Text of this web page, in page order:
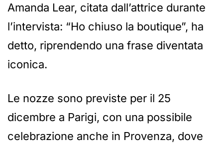
Amanda Lear, citata dall’attrice durante
l’intervista: “Ho chiuso la boutique”, ha
detto, riprendendo una frase diventata
iconica.
Le nozze sono previste per il 25
dicembre a Parigi, con una possibile
celebrazione anche in Provenza, dove